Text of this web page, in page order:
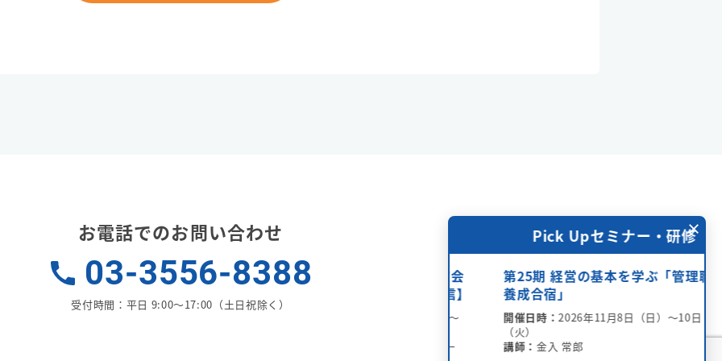
×
無料相談受付中
課題の解決をお手伝いします。
Pick Upセミナー・研修
＜円福友の会＞チャリティー講演会
Pick Upセミナー・研修
第25期 経営の基本を学ぶ「管理職
養成合宿」
開催日時：2026年11月8日（日）～10日
金入 常郎
お電話でのお問い合わせ
03-3556-8388
受付時間：平日 9:00〜17:00（土日祝除く）